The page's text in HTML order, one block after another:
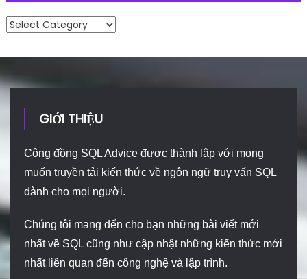
Danh mục
GIỚI THIỆU
Cộng đồng SQL Advice được thành lập với mong
muốn truyền tải kiến thức về ngôn ngữ truy vấn SQL
dành cho mọi người.
Chúng tôi mang đến cho bạn những bài viết mới
nhất về SQL cũng như cập nhật những kiến thức mới
nhất liên quan đến công nghệ và lập trình.